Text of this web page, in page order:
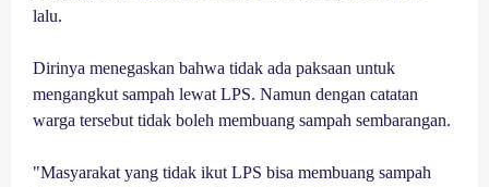
lalu.
Dirinya menegaskan bahwa tidak ada paksaan untuk
mengangkut sampah lewat LPS. Namun dengan catatan
warga tersebut tidak boleh membuang sampah sembarangan.
"Masyarakat yang tidak ikut LPS bisa membuang sampah